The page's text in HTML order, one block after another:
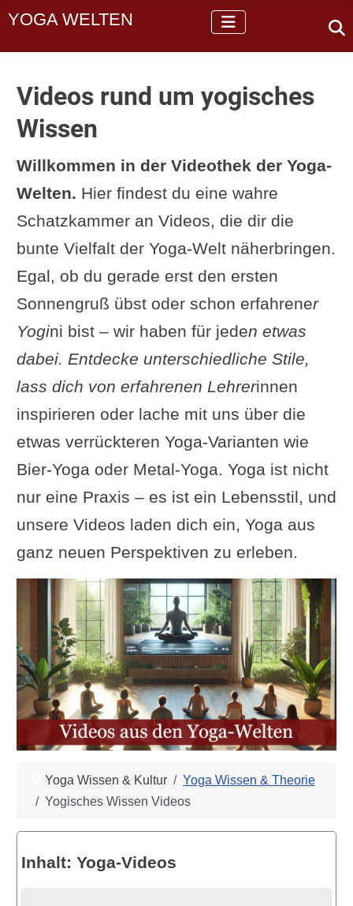
YOGA WELTEN
Videos rund um yogisches
Wissen
Willkommen in der Videothek der Yoga-
Welten. Hier findest du eine wahre
Schatzkammer an Videos, die dir die
bunte Vielfalt der Yoga-Welt näherbringen.
Egal, ob du gerade erst den ersten
Sonnengruß übst oder schon erfahrener
Yogini bist – wir haben für jeden etwas
dabei. Entdecke unterschiedliche Stile,
lass dich von erfahrenen Lehrerinnen
inspirieren oder lache mit uns über die
etwas verrückteren Yoga-Varianten wie
Bier-Yoga oder Metal-Yoga. Yoga ist nicht
nur eine Praxis – es ist ein Lebensstil, und
unsere Videos laden dich ein, Yoga aus
ganz neuen Perspektiven zu erleben.
Yoga Wissen & Kultur
Yoga Wissen & Theorie
Yogisches Wissen Videos
Inhalt: Yoga-Videos